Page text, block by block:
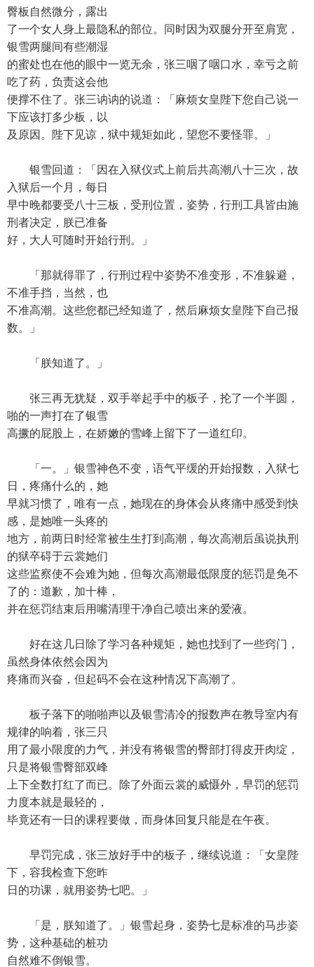
臀板自然微分，露出
了一个女人身上最隐私的部位。同时因为双腿分开至肩宽，
银雪两腿间有些潮湿
的蜜处也在他的眼中一览无余，张三咽了咽口水，幸亏之前
吃了药，负责这会他
便撑不住了。张三讷讷的说道：「麻烦女皇陛下您自己说一
下应该打多少板，以
及原因。陛下见谅，狱中规矩如此，望您不要怪罪。」
银雪回道：「因在入狱仪式上前后共高潮八十三次，故
入狱后一个月，每日
早中晚都要受八十三板，受刑位置，姿势，行刑工具皆由施
刑者决定，朕已准备
好，大人可随时开始行刑。」
「那就得罪了，行刑过程中姿势不准变形，不准躲避，
不准手挡，当然，也
不准高潮。这些您都已经知道了，然后麻烦女皇陛下自己报
数。」
「朕知道了。」
张三再无犹疑，双手举起手中的板子，抡了一个半圆，
啪的一声打在了银雪
高撅的屁股上，在娇嫩的雪峰上留下了一道红印。
「一。」银雪神色不变，语气平缓的开始报数，入狱七
日，疼痛什么的，她
早就习惯了，唯有一点，她现在的身体会从疼痛中感受到快
感，是她唯一头疼的
地方，前两日时经常被生生打到高潮，每次高潮后虽说执刑
的狱卒碍于云裳她们
这些监察使不会难为她，但每次高潮最低限度的惩罚是免不
了的：道歉，加十棒，
并在惩罚结束后用嘴清理干净自己喷出来的爱液。
好在这几日除了学习各种规矩，她也找到了一些窍门，
虽然身体依然会因为
疼痛而兴奋，但起码不会在这种情况下高潮了。
板子落下的啪啪声以及银雪清冷的报数声在教导室内有
规律的响着，张三只
用了最小限度的力气，并没有将银雪的臀部打得皮开肉绽，
只是将银雪臀部双峰
上下全数打红了而已。除了外面云裳的威慑外，早罚的惩罚
力度本就是最轻的，
毕竟还有一日的课程要做，而身体回复只能是在午夜。
早罚完成，张三放好手中的板子，继续说道：「女皇陛
下，容我检查下您昨
日的功课，就用姿势七吧。」
「是，朕知道了。」银雪起身，姿势七是标准的马步姿
势，这种基础的桩功
自然难不倒银雪。